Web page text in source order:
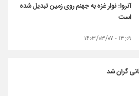
آنروا: نوار غزه به جهنم روی زمین تبدیل شده
است
۱۳:۰۹ - ۱۴۰۳/۰۳/۰۷
گران شد